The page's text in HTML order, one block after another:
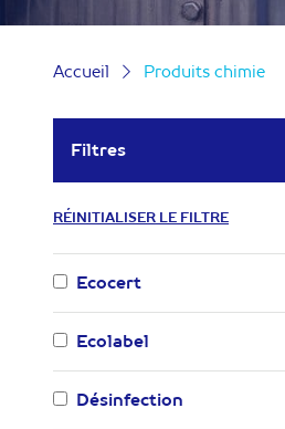
Accueil Produits chimie
Filtres
RÉINITIALISER LE FILTRE
Ecocert
Ecolabel
Désinfection